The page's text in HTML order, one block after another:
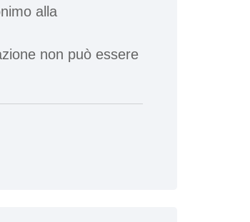
alla
non può essere